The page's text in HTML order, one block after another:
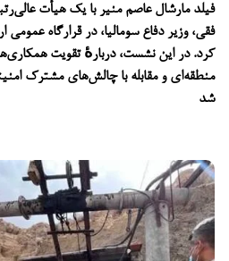
فیلد مارشال عاصم منیر با یک هیأت
فقی، وزیر دفاع سومالیا، در قرارگاه
کرد. در این نشست، دربارهٔ تقویت
منطقه‌ای و مقابله با چالش‌های مشترک
شد